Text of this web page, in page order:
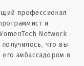
профессионал
и
Network -
что вы
амбассадором в